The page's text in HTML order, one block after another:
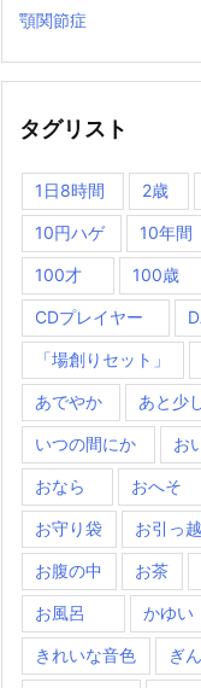
顎関節症
タグリスト
1日8時間 2歳
10円ハゲ 10年間
100才 100歳
CDプレイヤー
「場創りセット」
あでやか あと少
いつの間にか お
おなら おへそ
お守り袋 お引っ
お腹の中 お茶
お風呂 かゆい
きれいな音色 ぎ